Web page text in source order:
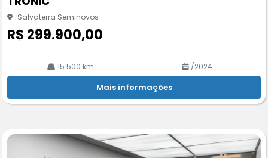
he
Salvaterra Seminovos
R$ 299.900,00
15.500 km /2024
Mais informações